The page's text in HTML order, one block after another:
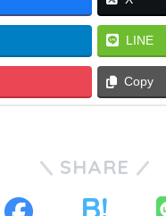
LINE
Copy
SHARE